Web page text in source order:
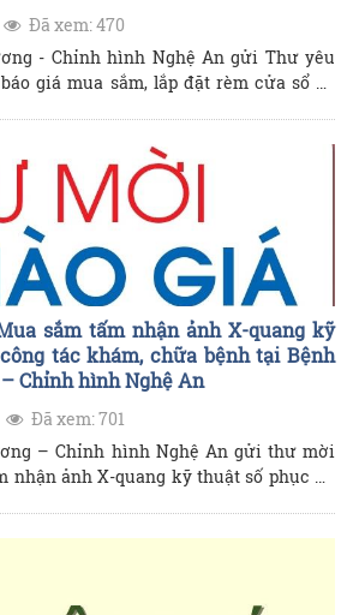
Đã xem: 470
- Chỉnh hình Nghệ An gửi Thư yêu
giá mua sắm, lắp đặt rèm cửa sổ và
sắm tấm nhận ảnh X-quang kỹ
tác khám, chữa bệnh tại Bệnh
Chỉnh hình Nghệ An
Đã xem: 701
– Chỉnh hình Nghệ An gửi thư mời
nhận ảnh X-quang kỹ thuật số phục vụ